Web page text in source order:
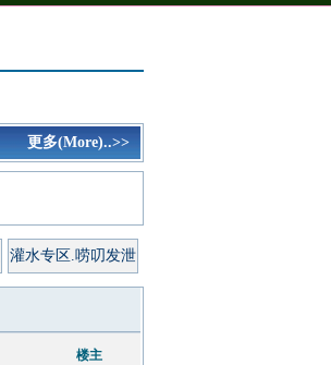
更多(More)..>>
灌水专区.唠叨发泄
楼主